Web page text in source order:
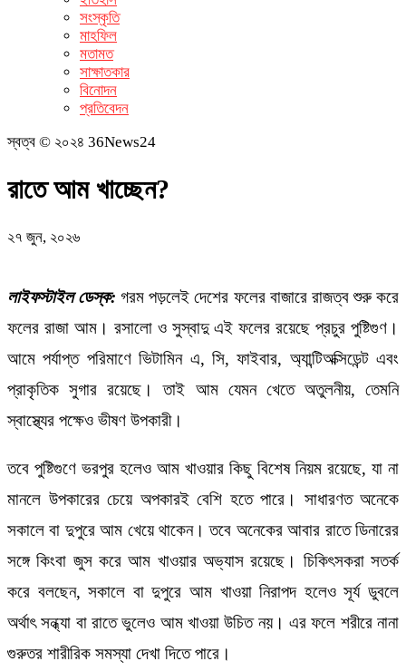
সংস্কৃতি
মাহফিল
মতামত
সাক্ষাতকার
বিনোদন
প্রতিবেদন
স্বত্ব © ২০২৪ 36News24
রাতে আম খাচ্ছেন?
২৭ জুন, ২০২৬
লাইফস্টাইল ডেস্ক: গরম পড়লেই দেশের ফলের বাজারে রাজত্ব শুরু করে
ফলের রাজা আম। রসালো ও সুস্বাদু এই ফলের রয়েছে প্রচুর পুষ্টিগুণ।
আমে পর্যাপ্ত পরিমাণে ভিটামিন এ, সি, ফাইবার, অ্যান্টিঅক্সিডেন্ট এবং
প্রাকৃতিক সুগার রয়েছে। তাই আম যেমন খেতে অতুলনীয়, তেমনি
স্বাস্থ্যের পক্ষেও ভীষণ উপকারী।
তবে পুষ্টিগুণে ভরপুর হলেও আম খাওয়ার কিছু বিশেষ নিয়ম রয়েছে, যা না
মানলে উপকারের চেয়ে অপকারই বেশি হতে পারে। সাধারণত অনেকে
সকালে বা দুপুরে আম খেয়ে থাকেন। তবে অনেকের আবার রাতে ডিনারের
সঙ্গে কিংবা জুস করে আম খাওয়ার অভ্যাস রয়েছে। চিকিৎসকরা সতর্ক
করে বলছেন, সকালে বা দুপুরে আম খাওয়া নিরাপদ হলেও সূর্য ডুবলে
অর্থাৎ সন্ধ্যা বা রাতে ভুলেও আম খাওয়া উচিত নয়। এর ফলে শরীরে নানা
গুরুতর শারীরিক সমস্যা দেখা দিতে পারে।